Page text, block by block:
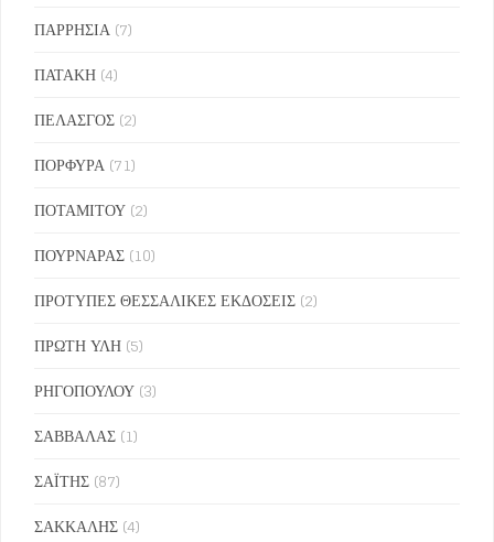
ΠΑΡΡΗΣΙΑ (7)
ΠΑΤΑΚΗ (4)
ΠΕΛΑΣΓΟΣ (2)
ΠΟΡΦΥΡΑ (71)
ΠΟΤΑΜΙΤΟΥ (2)
ΠΟΥΡΝΑΡΑΣ (10)
ΠΡΟΤΥΠΕΣ ΘΕΣΣΑΛΙΚΕΣ ΕΚΔΟΣΕΙΣ (2)
ΠΡΩΤΗ ΥΛΗ (5)
ΡΗΓΟΠΟΥΛΟΥ (3)
ΣΑΒΒΑΛΑΣ (1)
ΣΑΪΤΗΣ (87)
ΣΑΚΚΑΛΗΣ (4)